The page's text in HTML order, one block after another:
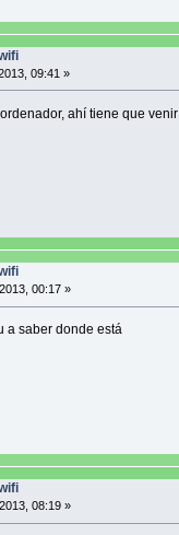
09:41 »
ahí tiene que venir
00:17 »
a saber donde está
08:19 »